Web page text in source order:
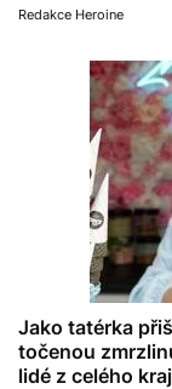
Redakce Heroine
Jako tatérka
točenou
lidé z celého